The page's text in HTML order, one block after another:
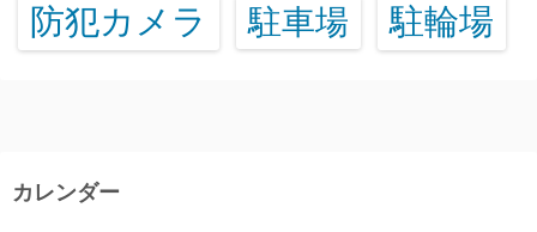
防犯カメラ 駐車場 駐輪場
カレンダー